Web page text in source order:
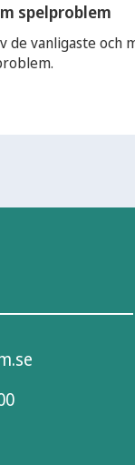
spelproblem
de vanligaste och